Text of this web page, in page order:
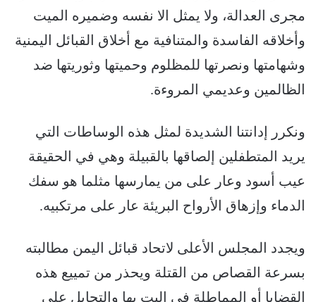
مجرى العدالة، ولا يمثل الا نفسه وضميره الميت
وأخلاقه الفاسدة والمتنافية مع أخلاق القبائل اليمنية
وشهامتها ونصرتها للمظلوم وحميتها وثوريتها ضد
الظالمين وعديمي المروءة.
ونكرر إدانتنا الشديدة لمثل هذه الوساطات التي
يريد المتطفلين إلصاقها بالقبيلة وهي في الحقيقة
عيب أسود وعار على من يمارسها مثلما هو سفك
الدماء وإزهاق الأرواح البريئة عار على مرتكبيه.
ويجدد المجلس الأعلى لاتحاد قبائل اليمن مطالبته
بسرعة القصاص من القتلة ويحذر من تمييع هذه
القضايا أو المماطلة في البت بها والتحايل على